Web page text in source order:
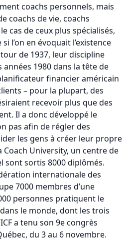
coachs personnels, mais
coachs de vie, coachs
cas de ceux plus spécialisés,
l’on en évoquait l’existence
de 1937, leur discipline
1980 dans la tête de
financier américain
– pour la plupart, des
recevoir plus que des
Il a donc développé le
pas afin de régler des
les gens à créer leur propre
Coach University, un centre de
sortis 8000 diplômés.
internationale des
7000 membres d’une
personnes pratiquent le
le monde, dont les trois
a tenu son 9e congrès
du 3 au 6 novembre.